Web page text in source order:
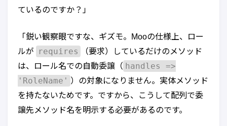
ているのですか？」
「鋭い観察眼ですな、ギズモ。Mooの仕様上、ロー
ルが
requires
（要求）しているだけのメソッド
は、ロール名での自動委譲（ handles =>
'RoleName' ）の対象になりません。実体メソッド
を持たないためです。ですから、こうして配列で委
譲先メソッド名を明示する必要があるのです。